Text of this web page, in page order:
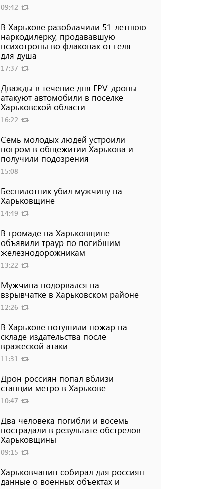
09:42
В Харькове разоблачили 51-летнюю
наркодилерку, продававшую
психотропы во флаконах от геля
для душа
17:37
Дважды в течение дня FPV-дроны
атакуют автомобили в поселке
Харьковской области
16:22
Семь молодых людей устроили
погром в общежитии Харькова и
получили подозрения
15:08
Беспилотник убил мужчину на
Харьковщине
14:49
В громаде на Харьковщине
объявили траур по погибшим
железнодорожникам
13:22
Мужчина подорвался на
взрывчатке в Харьковском районе
12:26
В Харькове потушили пожар на
складе издательства после
вражеской атаки
11:31
Дрон россиян попал вблизи
станции метро в Харькове
10:47
Два человека погибли и восемь
пострадали в результате обстрелов
Харьковщины
09:15
Харьковчанин собирал для россиян
данные о военных объектах и ​​